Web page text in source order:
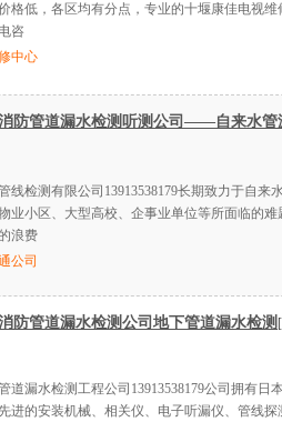
格低，各区均有分点，专业的十堰康佳电视维
咨
中心
防管道漏水检测听测公司——自来水管
线检测有限公司13913538179长期致力于自来
业小区、大型高校、企事业单位等所面临的难
浪费
公司
防管道漏水检测公司地下管道漏水检测
道漏水检测工程公司13913538179公司拥有日
进的安装机械、相关仪、电子听漏仪、管线探